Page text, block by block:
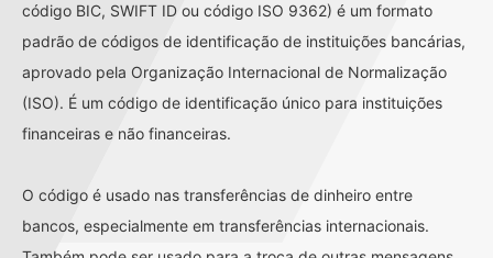
código BIC, SWIFT ID ou código ISO 9362) é um formato
padrão de códigos de identificação de instituições bancárias,
aprovado pela Organização Internacional de Normalização
(ISO). É um código de identificação único para instituições
financeiras e não financeiras.
O código é usado nas transferências de dinheiro entre
bancos, especialmente em transferências internacionais.